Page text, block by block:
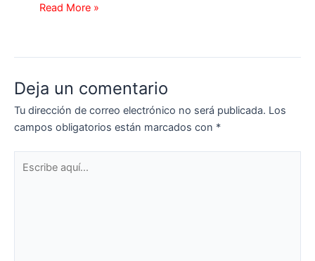
Read More »
Deja un comentario
Tu dirección de correo electrónico no será publicada. Los
campos obligatorios están marcados con *